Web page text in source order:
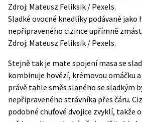
Sladké ovocné knedlíky podávané jako
nepřipraveného cizince upřímně
Zdroj: Mateusz Feliksik / Pexels.
Stejně tak je mate spojení masa se
kombinuje hovězí, krémovou omáčku
právě tahle směs slaného se sladkým
nepřipraveného strávníka přes čáru.
podobné chuťové dvojice zvyklí, takže